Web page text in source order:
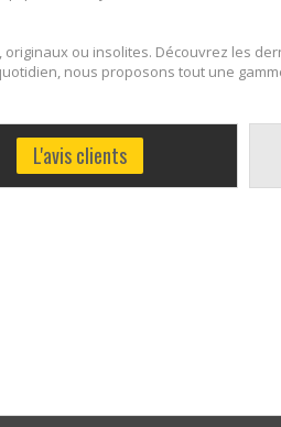
ou insolites. Découvrez les
nous proposons tout une
L'avis clients